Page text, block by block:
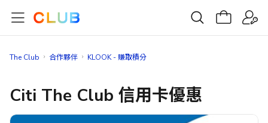
The Club 合作夥伴 KLOOK - 賺取積分
Citi The Club 信用卡優惠